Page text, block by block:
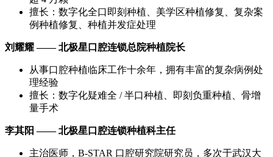
擅长：数字化全口即刻种植、美学区种植修复、复杂案
例种植修复、种植并发症处理
刘耀耀 —— 北极星口腔连锁总院种植院长
从事口腔种植临床工作十余年，拥有丰富的复杂病例处
理经验
擅长：数字化疑难全 / 半口种植、即刻负重种植、骨增
量手术
李其阳 —— 北极星口腔连锁种植科主任
主治医师，B-STAR 口腔研究院研究员，多次于武汉大